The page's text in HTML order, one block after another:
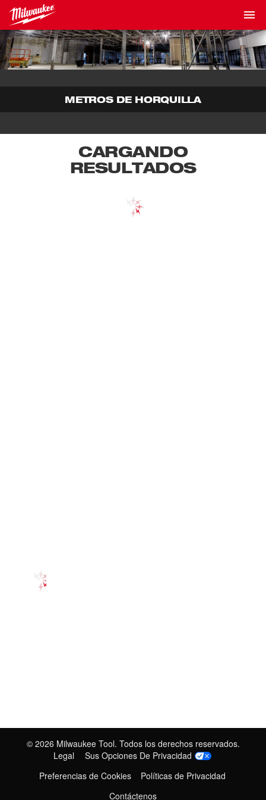
METROS DE HORQUILLA
CARGANDO
RESULTADOS
© 2026 Milwaukee Tool. Todos los derechos reservados.
Legal
Sus Opciones De Privacidad
Preferencias de Cookies
Políticas de Privacidad
Contáctenos